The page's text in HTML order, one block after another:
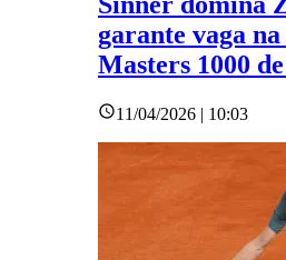
garante vaga
Masters 1000
11/04/2026 | 10:03